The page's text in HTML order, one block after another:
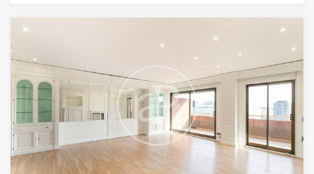
de logement n'a été enregistré au cours des 5 dernières
années.Ce propriétaire n'est pas considéré comme un